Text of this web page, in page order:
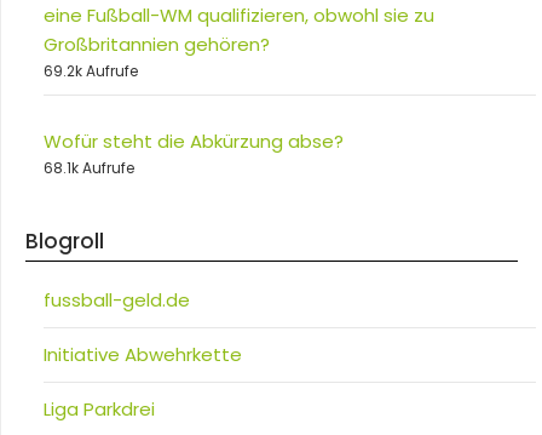
eine Fußball-WM qualifizieren, obwohl sie zu
Großbritannien gehören?
69.2k Aufrufe
Wofür steht die Abkürzung abse?
68.1k Aufrufe
Blogroll
fussball-geld.de
Initiative Abwehrkette
Liga Parkdrei